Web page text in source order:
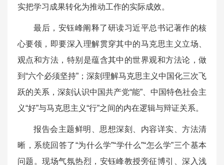
实把学习成果转化为推动工作的实际成效。
最后，安钰峰阐释了研读习近平总书记著作的核
心要领，即要深入理解贯穿其中的马克思主义立场、
观点和方法，特别是蕴含其中的世界观和方法论，做
到“六个必须坚持”；深刻理解马克思主义中国化三次飞
跃的关系，深刻认识中国共产党“能”、中国特色社会主
义“好”与马克思主义“行”之间的内在逻辑与辩证关系。
报告会主题鲜明、思想深刻、内容详实、方法清
晰，系统回答了“为什么学”“学什么”“怎么学”三个基本
问题。现场气氛热烈，安钰峰教授旁征博引、深入浅